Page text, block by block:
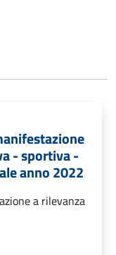
- sportiva -
anno 2022
a rilevanza